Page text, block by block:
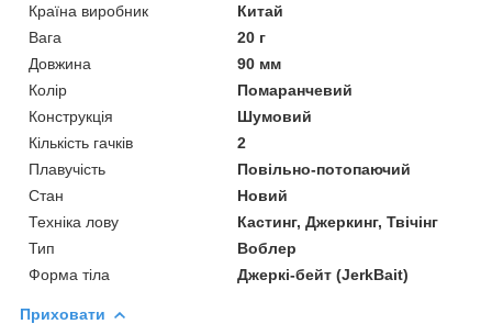
Країна виробник
Китай
Вага
20 г
Довжина
90 мм
Колір
Помаранчевий
Конструкція
Шумовий
Кількість гачків
2
Плавучість
Повільно-потопаючий
Стан
Новий
Техніка лову
Кастинг, Джеркинг, Твічінг
Тип
Воблер
Форма тіла
Джеркі-бейт (JerkBait)
Приховати